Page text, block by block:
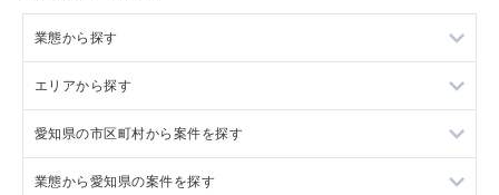
業態から探す
ラーメンの居抜き売却物件の案件一覧
フランス料理の居抜き売却物件の案件一覧
イタリア料理の居抜き売却物件の案件一覧
エリアから探す
東京23区の飲食店の居抜き売却物件の案件一覧
東京都下の飲食店の居抜き売却物件の案件一覧
愛知県の市区町村から案件を探す
岡崎市の飲食店の居抜き売却物件の案件一覧
業態から愛知県の案件を探す